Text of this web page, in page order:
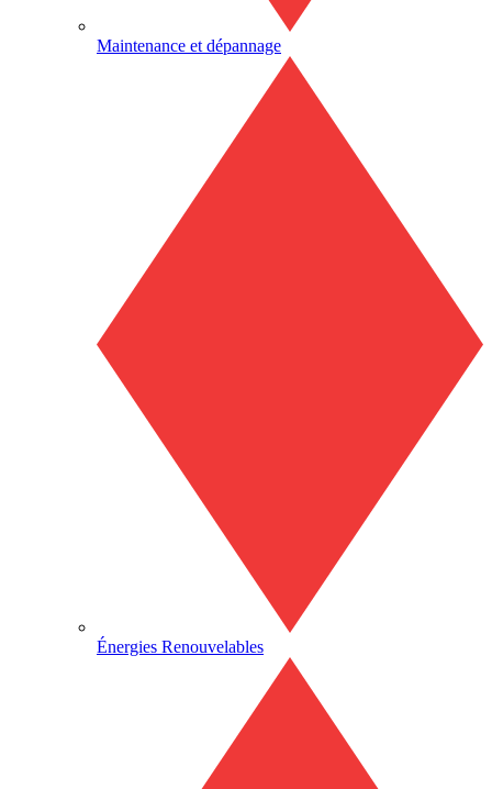
Maintenance et dépannage
Énergies Renouvelables